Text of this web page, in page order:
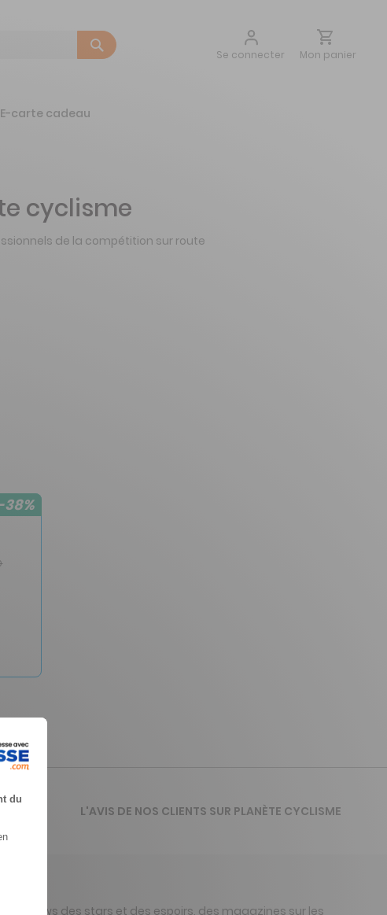
Se connecter
Aller
Mon panier
E-carte cadeau
cyclisme
de la compétition sur route
des stars et des espoirs, des magazines sur les
L'AVIS DE NOS CLIENTS SUR PLANÈTE CYCLISME